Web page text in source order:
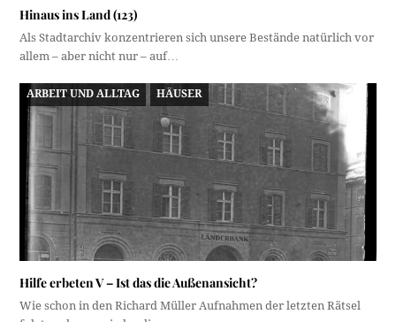
Hinaus ins Land (123)
Als Stadtarchiv konzentrieren sich unsere Bestände natürlich vor
allem – aber nicht nur – auf…
ARBEIT UND ALLTAG HÄUSER
Hilfe erbeten V – Ist das die Außenansicht?
Wie schon in den Richard Müller Aufnahmen der letzten Rätsel